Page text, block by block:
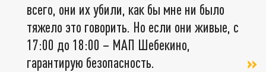
всего, они их убили, как бы мне ни было
тяжело это говорить. Но если они живые, с
17:00 до 18:00 – МАП Шебекино,
гарантирую безопасность.